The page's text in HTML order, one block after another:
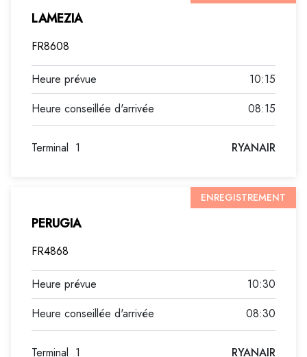
FR8608
RYANAIR
LAMEZIA
10:15
08:15
Terminal 1
FR4868
RYANAIR
PERUGIA
ENREGISTREMENT
10:30
08:30
Terminal 1